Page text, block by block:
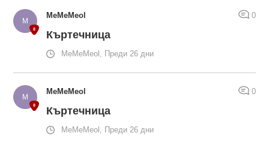
MeMeMeol 0
Къртечница
MeMeMeol, Преди 26 дни
MeMeMeol 0
Къртечница
MeMeMeol, Преди 26 дни